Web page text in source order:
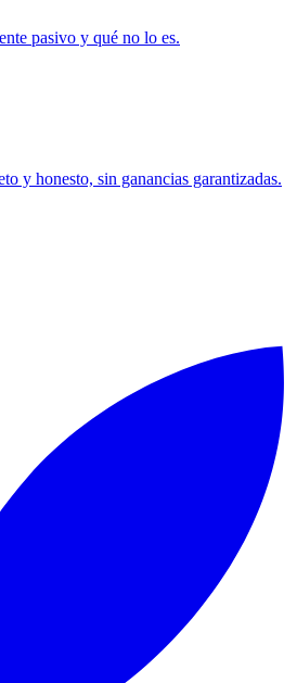
pasivo y qué no lo es.
y honesto, sin ganancias garantizadas.